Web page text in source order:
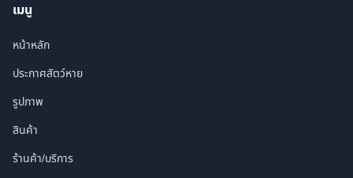
เมนู
หน้าหลัก
ประกาศสัตว์หาย
รูปภาพ
สินค้า
ร้านค้า/บริการ